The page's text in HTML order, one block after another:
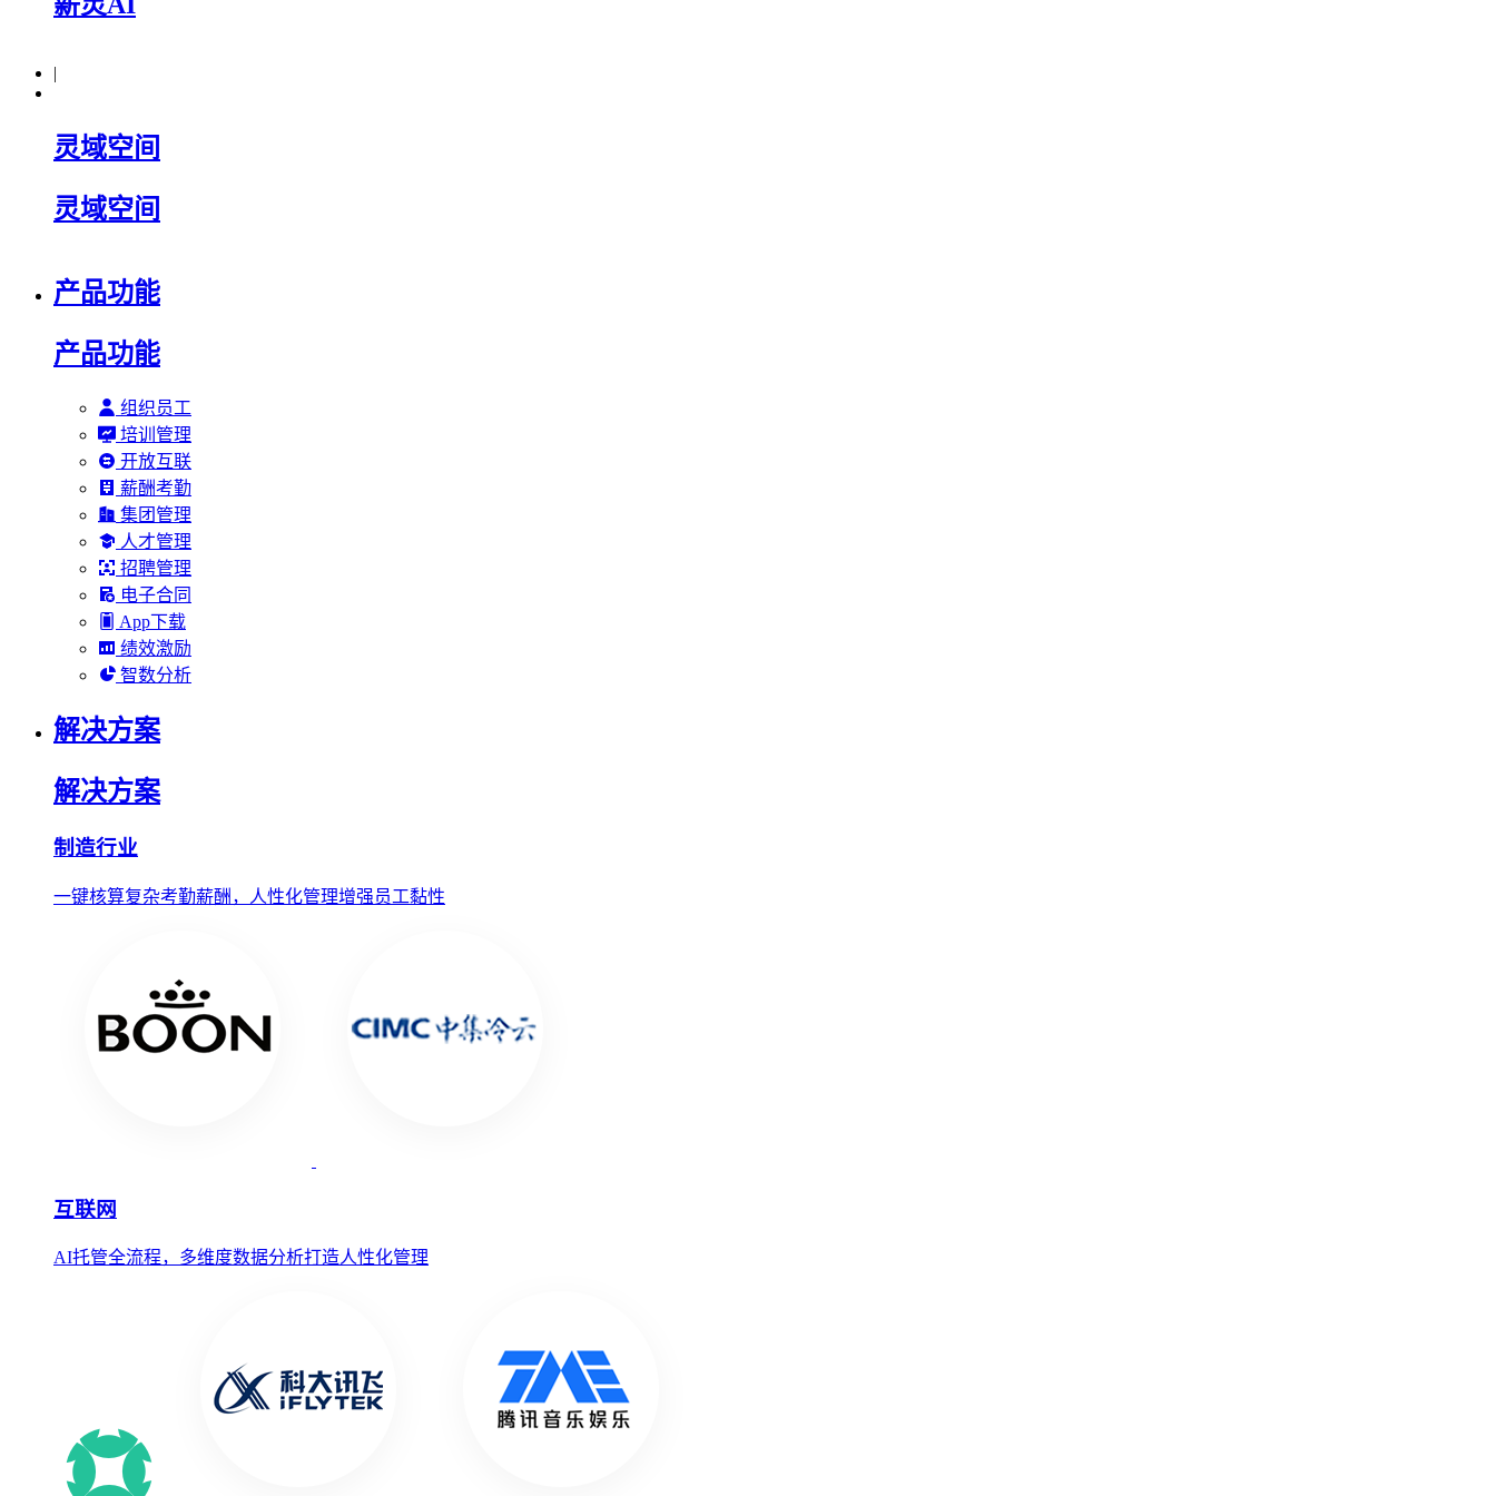
|
灵域空间
灵域空间
产品功能
产品功能
组织员工
培训管理
开放互联
薪酬考勤
集团管理
人才管理
招聘管理
电子合同
App下载
绩效激励
智数分析
解决方案
解决方案
制造行业
一键核算复杂考勤薪酬，人性化管理增强员工黏性
互联网
AI托管全流程，多维度数据分析打造人性化管理